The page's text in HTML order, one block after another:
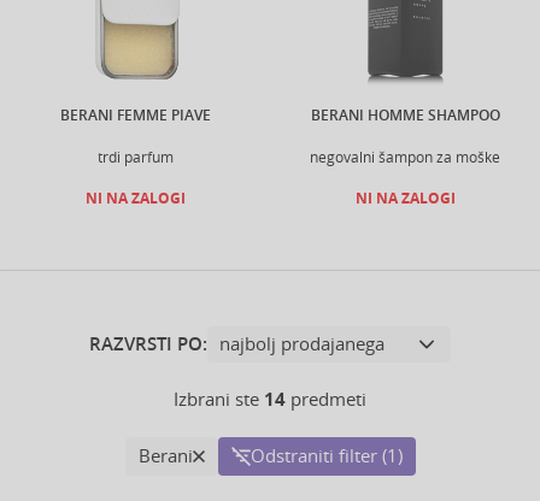
BERANI FEMME PIAVE
trdi parfum
NI NA ZALOGI
BERANI HOMME SHAMPOO
negovalni šampon za moške
NI NA ZALOGI
RAZVRSTI PO:
Izbrani ste 14 predmeti
Berani Odstraniti filter (1)